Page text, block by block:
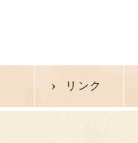
リンク